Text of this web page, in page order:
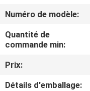
NOUS
D'USINE
Numéro de modèle:
Quantité de
commande min:
Prix:
Détails d'emballage: